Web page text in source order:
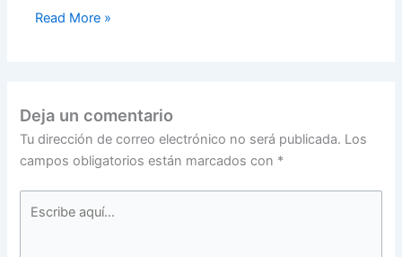
Read More »
Deja un comentario
Tu dirección de correo electrónico no será publicada. Los
campos obligatorios están marcados con *